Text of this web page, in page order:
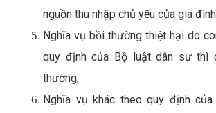
nguồn thu nhập chủ yếu của gia
Nghĩa vụ bồi thường thiệt hại do
quy định của Bộ luật dân sự thì
thường;
Nghĩa vụ khác theo quy định